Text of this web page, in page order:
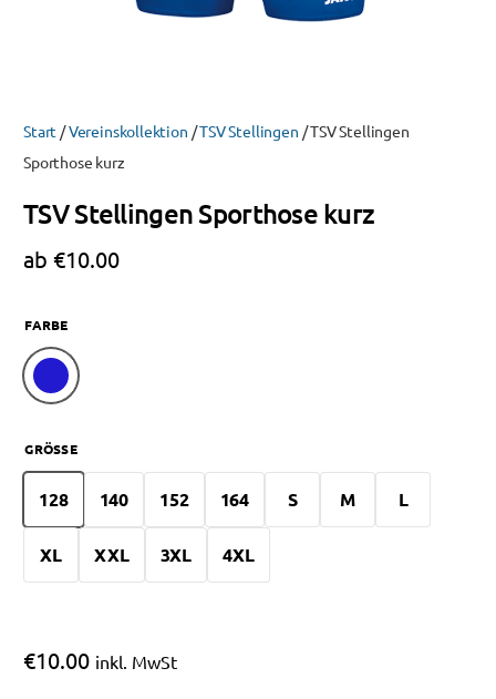
Start /Vereinskollektion /TSV Stellingen / TSV Stellingen
Sporthose kurz
TSV Stellingen Sporthose kurz
ab€10.00
FARBE
GRÖSSE
128 140 152 164 S M L
XL XXL 3XL 4XL
€10.00 inkl. MwSt